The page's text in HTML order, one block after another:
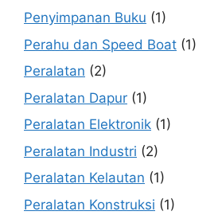
Penyimpanan Buku (1)
Perahu dan Speed Boat (1)
Peralatan (2)
Peralatan Dapur (1)
Peralatan Elektronik (1)
Peralatan Industri (2)
Peralatan Kelautan (1)
Peralatan Konstruksi (1)